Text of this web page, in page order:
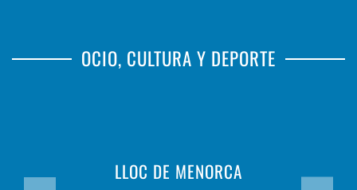
OCIO, CULTURA Y DEPORTE
LLOC DE MENORCA